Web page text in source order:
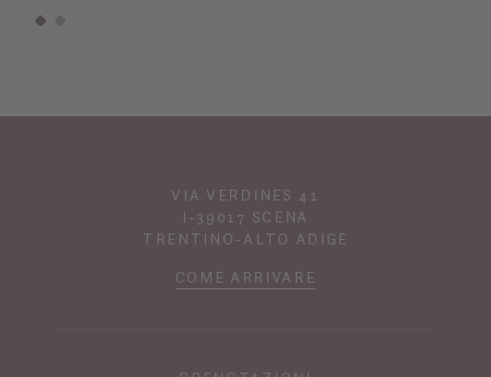
VIA VERDINES 41
I-39017 SCENA
TRENTINO-ALTO ADIGE
COME ARRIVARE